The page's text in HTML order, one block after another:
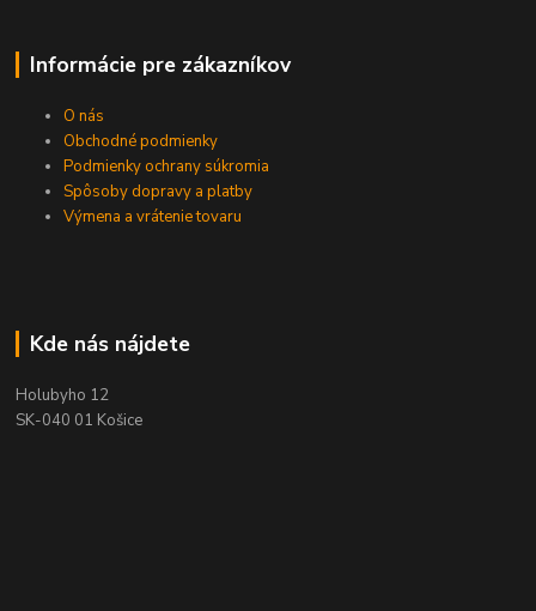
Informácie pre zákazníkov
O nás
Obchodné podmienky
Podmienky ochrany súkromia
Spôsoby dopravy a platby
Výmena a vrátenie tovaru
Kde nás nájdete
Holubyho 12
SK-040 01 Košice